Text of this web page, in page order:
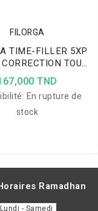
FILORGA
TIME-FILLER 5XP
TOUS
RIDES PNS 50ML
TND
En rupture de
stock
Ramadhan
Lundi - Samedi